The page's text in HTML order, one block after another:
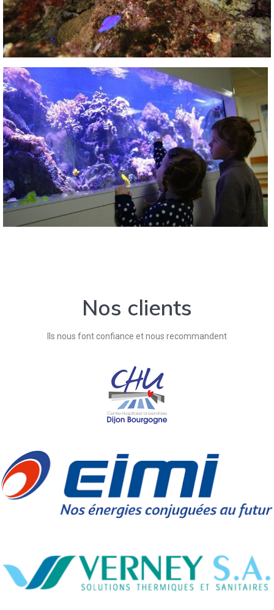
Nos clients
Ils nous font confiance et nous recommandent